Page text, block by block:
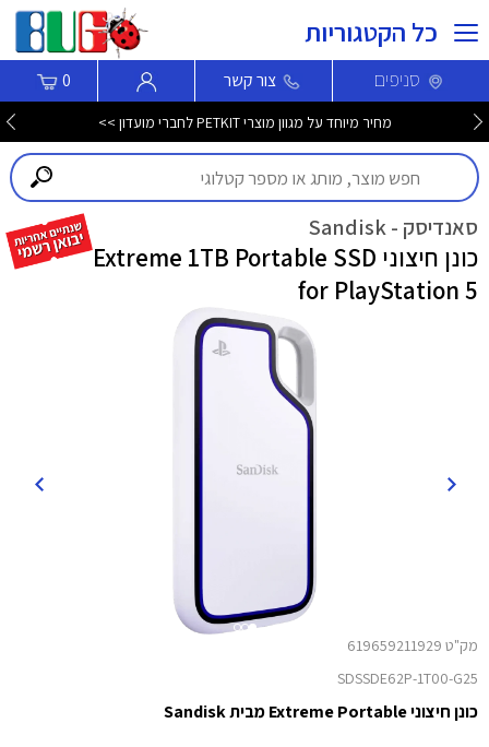
כל הקטגוריות
סניפים צור קשר 0
מחיר מיוחד על מגוון מוצרי PETKIT לחברי מועדון >>
סאנדיסק - Sandisk
כונן חיצוני Extreme 1TB Portable SSD
for PlayStation 5
מק"ט 619659211929
SDSSDE62P-1T00-G25
כונן חיצוני Extreme Portable מבית Sandisk